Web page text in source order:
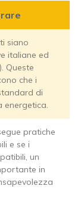
siano
italiane ed
Queste
che i
di
energetica.
pratiche
e se i
un
in